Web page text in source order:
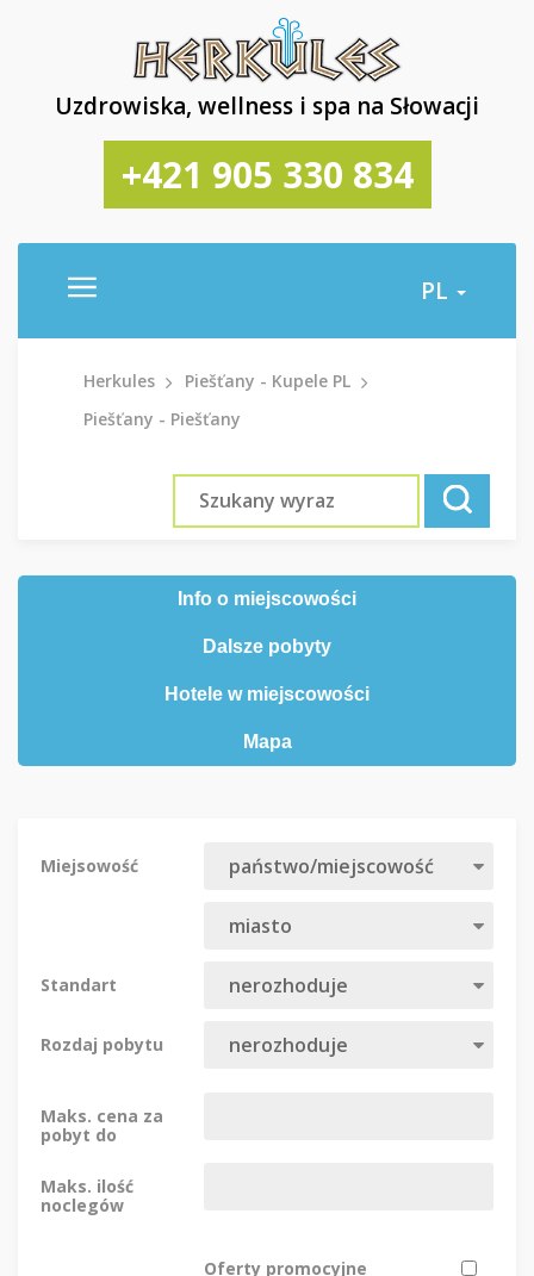
Uzdrowiska, wellness i spa na Słowacji
+421 905 330 834
PL
Herkules
Piešťany - Kupele PL
Piešťany - Piešťany
Info o miejscowości
Dalsze pobyty
Hotele w miejscowości
Mapa
Miejsowość
Standart
Rozdaj pobytu
Maks. cena za
pobyt do
Maks. ilość
noclegów
Oferty promocyjne